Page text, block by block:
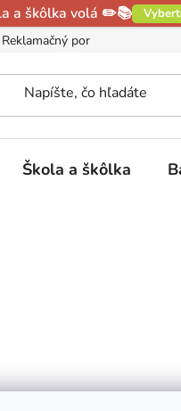
a škôlka volá ✏️📚
Reklamačný poriadok
Škola a škôlka